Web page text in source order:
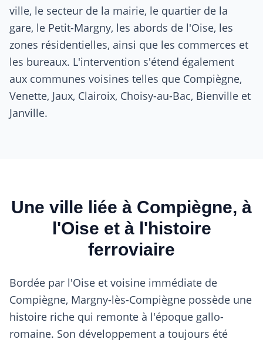
ville, le secteur de la mairie, le quartier de la
gare, le Petit-Margny, les abords de l'Oise, les
zones résidentielles, ainsi que les commerces et
les bureaux. L'intervention s'étend également
aux communes voisines telles que Compiègne,
Venette, Jaux, Clairoix, Choisy-au-Bac, Bienville et
Janville.
Une ville liée à Compiègne, à
l'Oise et à l'histoire
ferroviaire
Bordée par l'Oise et voisine immédiate de
Compiègne, Margny-lès-Compiègne possède une
histoire riche qui remonte à l'époque gallo-
romaine. Son développement a toujours été